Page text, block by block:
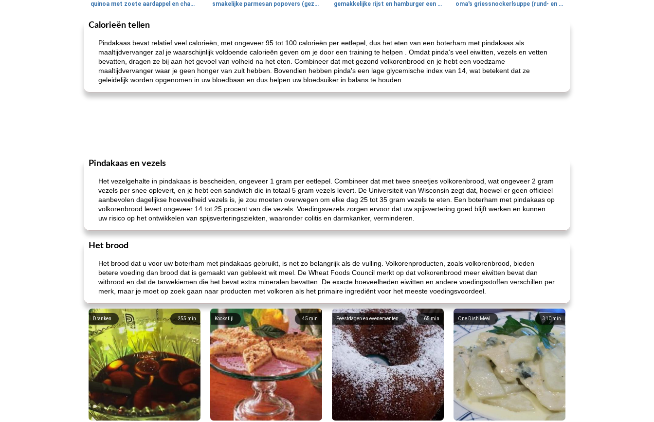
quinoa met zoete aardappel en champignons smakelijke parmesan popovers (gezonder!) gemakkelijke rijst en hamburger een gerecht diner oma's griessnockerlsuppe (rund- en griesmeelknoedelsoep)
Calorieën tellen
Pindakaas bevat relatief veel calorieën, met ongeveer 95 tot 100 calorieën per eetlepel, dus het eten van een boterham met pindakaas als
maaltijdvervanger zal je waarschijnlijk voldoende calorieën geven om je door een training te helpen . Omdat pinda's veel eiwitten, vezels en vetten
bevatten, dragen ze bij aan het gevoel van volheid na het eten. Combineer dat met gezond volkorenbrood en je hebt een voedzame
maaltijdvervanger waar je geen honger van zult hebben. Bovendien hebben pinda's een lage glycemische index van 14, wat betekent dat ze
geleidelijk worden opgenomen in uw bloedbaan en dus helpen uw bloedsuiker in balans te houden.
Pindakaas en vezels
Het vezelgehalte in pindakaas is bescheiden, ongeveer 1 gram per eetlepel. Combineer dat met twee sneetjes volkorenbrood, wat ongeveer 2 gram
vezels per snee oplevert, en je hebt een sandwich die in totaal 5 gram vezels levert. De Universiteit van Wisconsin zegt dat, hoewel er geen officieel
aanbevolen dagelijkse hoeveelheid vezels is, je zou moeten overwegen om elke dag 25 tot 35 gram vezels te eten. Een boterham met pindakaas op
volkorenbrood levert ongeveer 14 tot 25 procent van die vezels. Voedingsvezels zorgen ervoor dat uw spijsvertering goed blijft werken en kunnen
uw risico op het ontwikkelen van spijsverteringsziekten, waaronder colitis en darmkanker, verminderen.
Het brood
Het brood dat u voor uw boterham met pindakaas gebruikt, is net zo belangrijk als de vulling. Volkorenproducten, zoals volkorenbrood, bieden
betere voeding dan brood dat is gemaakt van gebleekt wit meel. De Wheat Foods Council merkt op dat volkorenbrood meer eiwitten bevat dan
witbrood en dat de tarwekiemen die het bevat extra mineralen bevatten. De exacte hoeveelheden eiwitten en andere voedingsstoffen verschillen per
merk, maar je moet op zoek gaan naar producten met volkoren als het primaire ingrediënt voor het meeste voedingsvoordeel.
255 min
Dranken 45 min
Kookstijl 65min
Feestdagen en evenementen 310 min
One Dish Meal